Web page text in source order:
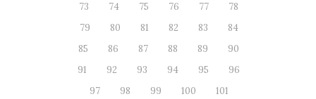
73
74 75 76 77
78
79
80 81 82 83
84
85
86 87 88 89
90
91
92 93 94 95
96
97
98 99 100
101